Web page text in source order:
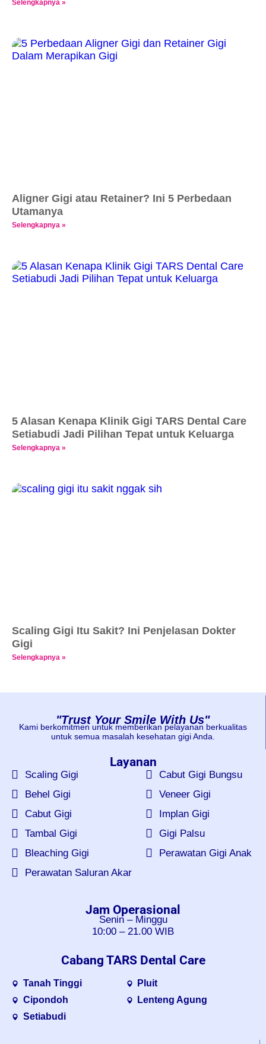
Selengkapnya »
Aligner Gigi atau Retainer? Ini 5 Perbedaan
Utamanya
Selengkapnya »
5 Alasan Kenapa Klinik Gigi TARS Dental Care
Setiabudi Jadi Pilihan Tepat untuk Keluarga
Selengkapnya »
Scaling Gigi Itu Sakit? Ini Penjelasan Dokter
Gigi
Selengkapnya »
"Trust Your Smile With Us"
Kami berkomitmen untuk memberikan pelayanan berkualitas
untuk semua masalah kesehatan gigi Anda.
Layanan
Scaling Gigi
Behel Gigi
Cabut Gigi
Tambal Gigi
Bleaching Gigi
Perawatan Saluran Akar
Cabut Gigi Bungsu
Veneer Gigi
Implan Gigi
Gigi Palsu
Perawatan Gigi Anak
Jam Operasional
Senin – Minggu
10:00 – 21.00 WIB
Cabang TARS Dental Care
Tanah Tinggi
Cipondoh
Setiabudi
Pluit
Lenteng Agung